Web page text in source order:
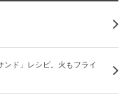
ド」レシピ。火もフライ